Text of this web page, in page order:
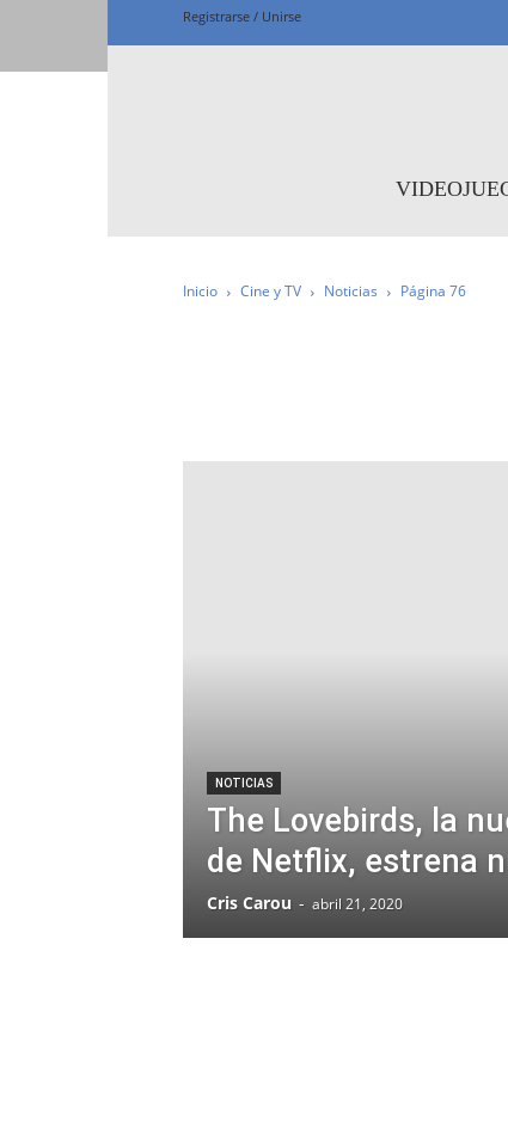
Registrarse / Unirse
Inicio Cine y TV Noticias Página 76
NOTICIAS
The Lovebirds, la
de Netflix, estrena
Cris Carou - abril 21, 2020